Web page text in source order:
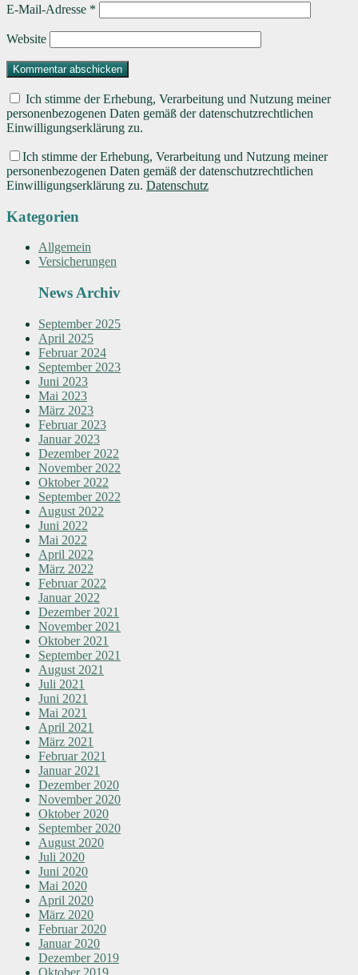
E-Mail-Adresse *
Website
Ich stimme der Erhebung, Verarbeitung und Nutzung meiner
personenbezogenen Daten gemäß der datenschutzrechtlichen
Einwilligungserklärung zu.
Ich stimme der Erhebung, Verarbeitung und Nutzung meiner
personenbezogenen Daten gemäß der datenschutzrechtlichen
Einwilligungserklärung zu. Datenschutz
Kategorien
Allgemein
Versicherungen
News Archiv
September 2025
April 2025
Februar 2024
September 2023
Juni 2023
Mai 2023
März 2023
Februar 2023
Januar 2023
Dezember 2022
November 2022
Oktober 2022
September 2022
August 2022
Juni 2022
Mai 2022
April 2022
März 2022
Februar 2022
Januar 2022
Dezember 2021
November 2021
Oktober 2021
September 2021
August 2021
Juli 2021
Juni 2021
Mai 2021
April 2021
März 2021
Februar 2021
Januar 2021
Dezember 2020
November 2020
Oktober 2020
September 2020
August 2020
Juli 2020
Juni 2020
Mai 2020
April 2020
März 2020
Februar 2020
Januar 2020
Dezember 2019
Oktober 2019